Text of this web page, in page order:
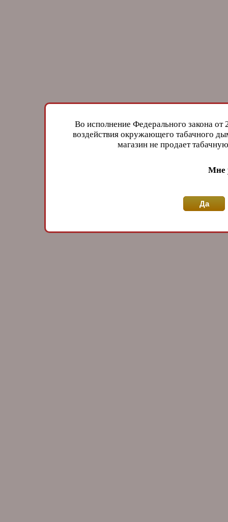
Во исполнение Федерального закона
воздействия окружающего табачного
магазин не продает
Мне
Да